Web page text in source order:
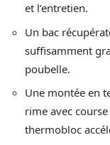
et l’entretien.
Un bac
suffisamment
poubelle.
Une montée en
rime avec
thermobloc